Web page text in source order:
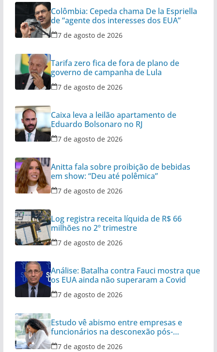
Colômbia: Cepeda chama De la Espriella
de “agente dos interesses dos EUA”
7 de agosto de 2026
Tarifa zero fica de fora de plano de
governo de campanha de Lula
7 de agosto de 2026
Caixa leva a leilão apartamento de
Eduardo Bolsonaro no RJ
7 de agosto de 2026
Anitta fala sobre proibição de bebidas
em show: “Deu até polêmica”
7 de agosto de 2026
Log registra receita líquida de R$ 66
milhões no 2º trimestre
7 de agosto de 2026
Análise: Batalha contra Fauci mostra que
os EUA ainda não superaram a Covid
7 de agosto de 2026
Estudo vê abismo entre empresas e
funcionários na desconexão pós-
expediente
7 de agosto de 2026